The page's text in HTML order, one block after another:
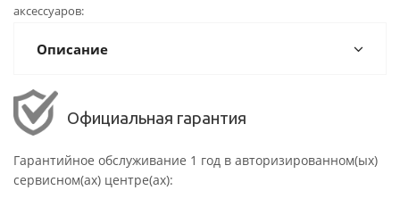
аксессуаров
Описание
Официальная гарантия
Гарантийное обслуживание 1 год в авторизированном(ых)
сервисном(ах) центре(ах):